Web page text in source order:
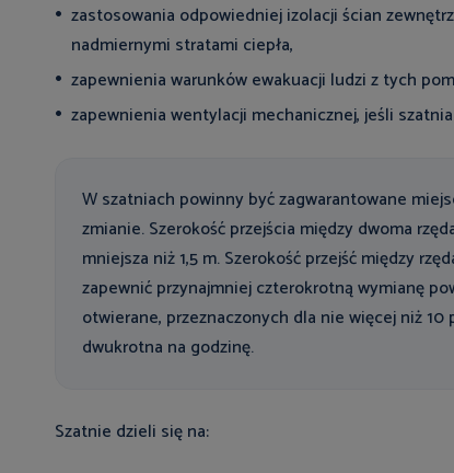
zastosowania odpowiedniej izolacji ścian
nadmiernymi stratami ciepła,
zapewnienia warunków ewakuacji ludzi z tych
zapewnienia wentylacji mechanicznej, jeśli
W szatniach powinny być zagwarantowane
zmianie. Szerokość przejścia między dwoma
mniejsza niż 1,5 m. Szerokość przejść między
zapewnić przynajmniej czterokrotną wymianę
otwierane, przeznaczonych dla nie więcej niż
dwukrotna na godzinę.
Szatnie dzieli się na: